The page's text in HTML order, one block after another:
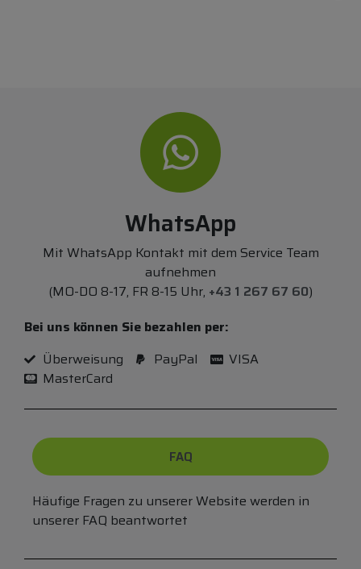
WhatsApp
Mit WhatsApp Kontakt mit dem Service Team
aufnehmen
(MO-DO 8-17, FR 8-15 Uhr, +43 1 267 67 60)
Bei uns können Sie bezahlen per:
Überweisung
PayPal
VISA
MasterCard
FAQ
Häufige Fragen zu unserer Website werden in
unserer FAQ beantwortet